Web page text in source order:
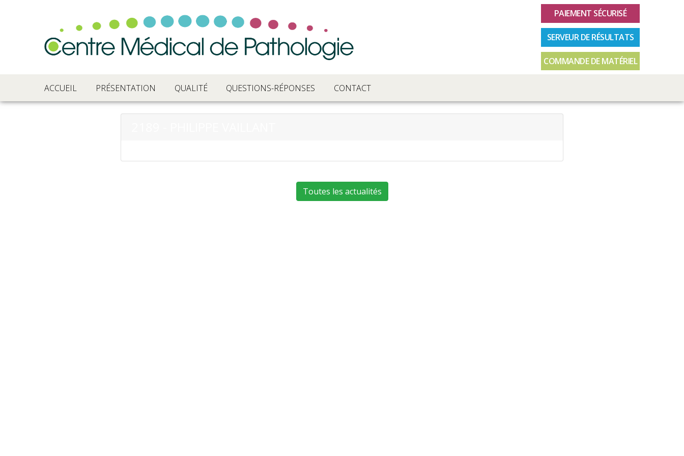
PAIEMENT SÉCURISÉ
SERVEUR DE RÉSULTATS
COMMANDE DE MATÉRIEL
ACCUEIL PRÉSENTATION QUALITÉ QUESTIONS-RÉPONSES CONTACT
Toutes les actualités